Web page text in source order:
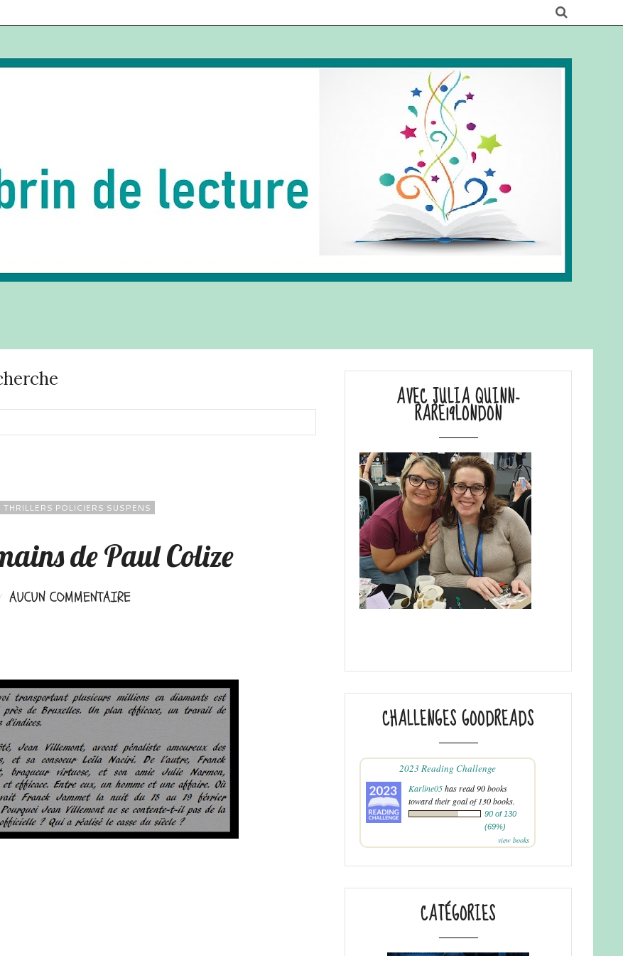
THRILLERS POLICIERS SUSPENS
de Paul Colize
AUCUN COMMENTAIRE
AVEC JULIA QUINN-
RARE19LONDON
CHALLENGES GOODREADS
2023 Reading Challenge
Karline05has read 90 books
toward their goal of 130 books.
90 of 130
(69%)
view books
CATÉGORIES